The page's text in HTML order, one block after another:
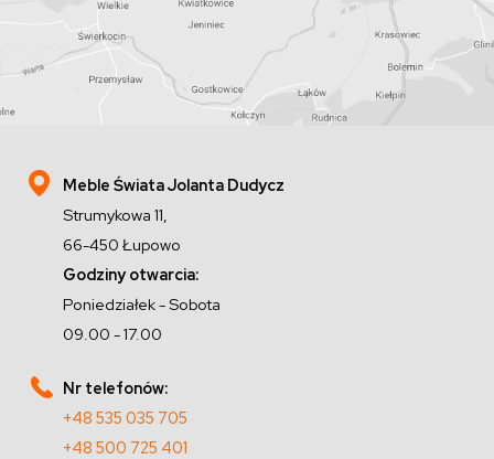
Meble Świata Jolanta Dudycz
Strumykowa 11,
66-450 Łupowo
Godziny otwarcia:
Poniedziałek - Sobota
09.00 - 17.00
Nr telefonów:
+48 535 035 705
+48 500 725 401